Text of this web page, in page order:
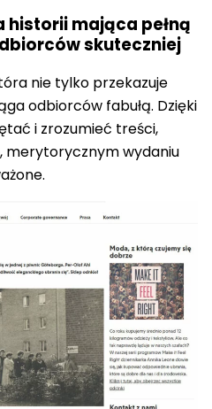
historii mająca pełną
skuteczniej
nie tylko przekazuje
odbiorców fabułą. Dzięki
i zrozumieć treści,
merytorycznym wydaniu